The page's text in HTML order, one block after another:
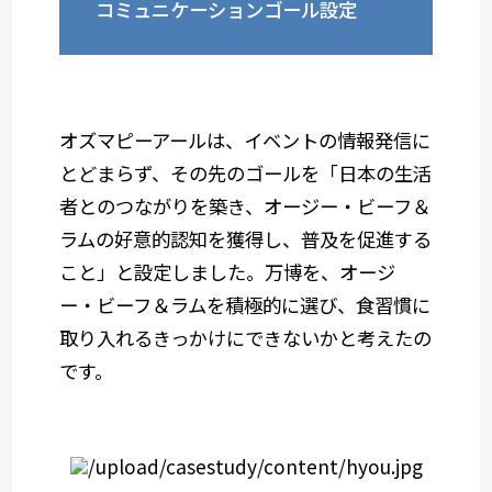
コミュニケーションゴール設定
オズマピーアールは、イベントの情報発信に
とどまらず、その先のゴールを「日本の生活
者とのつながりを築き、オージー・ビーフ＆
ラムの好意的認知を獲得し、普及を促進する
こと」と設定しました。万博を、オージ
ー・ビーフ＆ラムを積極的に選び、食習慣に
取り入れるきっかけにできないかと考えたの
です。